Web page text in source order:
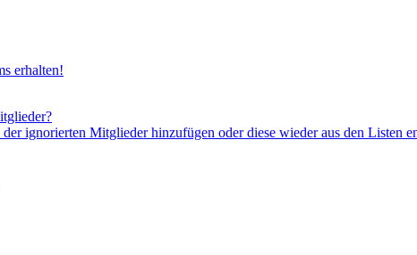
erhalten!
ignorierten Mitglieder hinzufügen oder diese wieder aus den Listen